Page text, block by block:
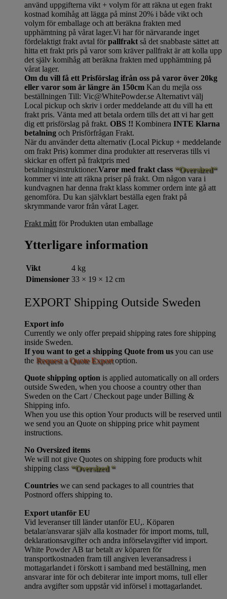
använd uppgifterna vikt + volym för att räkna ut egen frakt
kostnad komihåg att lägga på minst 20% i både vikt och
volym för emballage och att beräkna frakten med
upphämtning på vårat lager.Vi har för närvarande inget
fördelaktigt frakt avtal förpallfrakt så det snabbaste sättet att
hitta ett frakt pris på varor som kräver pallfrakt är att kolla upp
det själv komihåg att beräkna frakten med upphämtning på
vårat lager.
Om du vill få ett Prisförslag ifrån oss på varor över 20kg
eller varor som är längre än 150cm Kan du mejla oss
beställningen Till: Vic@WhitePowder.se Alternativt välj
Local pickup och skriv i order meddelande att du vill ha ett
frakt pris. Vänta med att betala ordern tills det att vi har gett
dig ett prisförslag på frakt. OBS !! Kombinera INTE Klarna
betalning och Prisförfrågan Frakt.
När du använder detta alternativ (Local Pickup + meddelande
om frakt Pris) kommer dina produkter att reserveras tills vi
skickar en offert på fraktpris med
betalningsinstruktioner.Varor med frakt class “Oversized“
kommer vi inte att räkna priser på frakt. Om någon vara i
kundvagnen har denna frakt klass kommer ordern inte gå att
genomföra. Du kan självklart beställa egen frakt på
skrymmande varor från vårat Lager.
Frakt mått för Produkten utan emballage
Ytterligare information
Vikt
4 kg
Dimensioner 33 × 19 × 12 cm
EXPORT Shipping Outside Sweden
Export info
Currently we only offer prepaid shipping rates fore shipping
inside Sweden.
If you want to get a shipping Quote from us you can use
the Request a Quote Exportoption.
Quote shipping option is applied automatically on all orders
outside Sweden, when you choose a country other than
Sweden on the Cart / Checkout page under Billing &
Shipping info.
When you use this option Your products will be reserved until
we send you an Quote on shipping price whit payment
instructions.
No Oversized items
We will not give Quotes on shipping fore products whit
shipping class “Oversized “
Countries we can send packages to all countries that
Postnord offers shipping to.
Export utanför EU
Vid leveranser till länder utanför EU,. Köparen
betalar/ansvarar själv alla kostnader för import moms, tull,
deklarationsavgifter och andra införselavgifter vid import.
White Powder AB tar betalt av köparen för
transportkostnaden fram till angiven leveransadress i
mottagarlandet i förskott i samband med beställning, men
ansvarar inte för och debiterar inte import moms, tull eller
andra avgifter som uppstår vid införsel i mottagarlandet.